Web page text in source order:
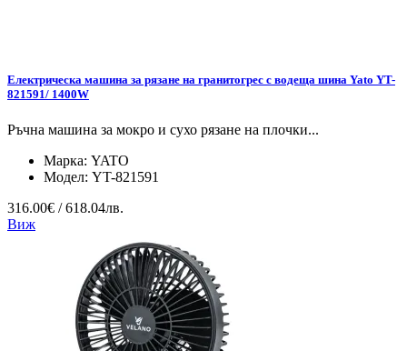
Електрическа машина за рязане на гранитогрес с водеща шина Yato YT-
821591/ 1400W
Ръчна машина за мокро и сухо рязане на плочки...
Марка: YATO
Модел: YT-821591
316.00€ / 618.04лв.
Виж